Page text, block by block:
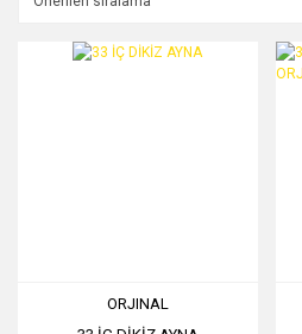
ORJINAL